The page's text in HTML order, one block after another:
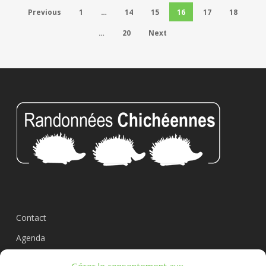
Previous 1 … 14 15 16 17 18
… 20 Next
Contact
Agenda